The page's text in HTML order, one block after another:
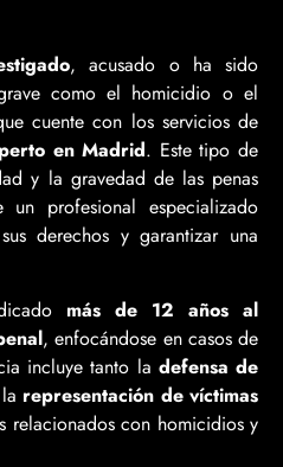
, acusado o ha sido
como el homicidio o el
cuente con los servicios de
en Madrid. Este tipo de
y la gravedad de las penas
un profesional especializado
derechos y garantizar una
más de 12 años al
, enfocándose en casos de
incluye tanto la defensa de
representación de víctimas
relacionados con homicidios y